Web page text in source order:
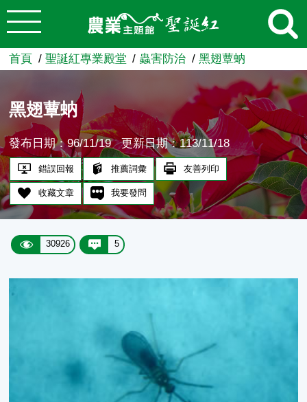
跳到主要內容
農業知識入口網
首頁 聖誕紅專業殿堂 蟲害防治 黑翅蕈蚋
黑翅蕈蚋
發布日期：96/11/19 更新日期：113/11/18
錯誤回報 推薦詞彙 友善列印
收藏文章 我要發問
30926 5